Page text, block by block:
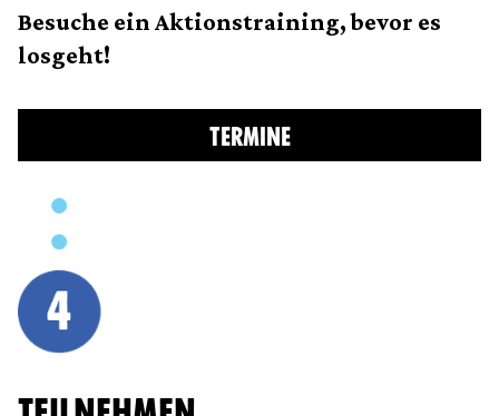
Besuche ein Aktionstraining, bevor es
losgeht!
TERMINE